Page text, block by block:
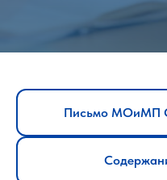
Письмо МОиМП